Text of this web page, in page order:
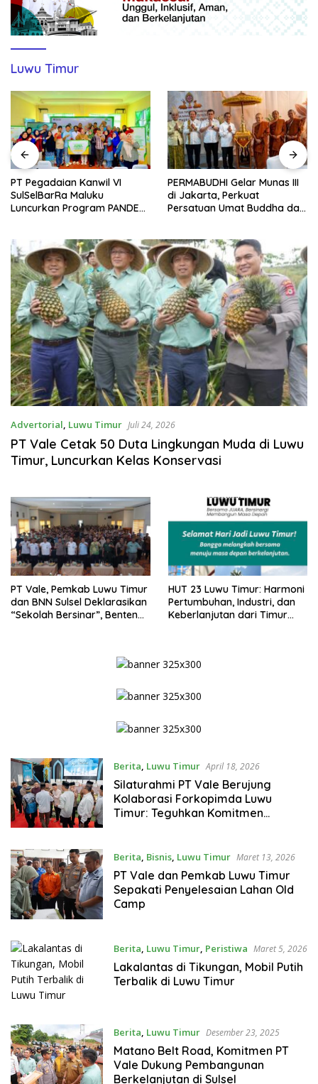
Luwu Timur
PT Pegadaian Kanwil VI
SulSelBarRa Maluku
Luncurkan Program PANDE
PERMABUDHI Gelar Munas III
di Jakarta, Perkuat
Persatuan Umat Buddha dan
Advertorial, Luwu Timur Juli 24, 2026
PT Vale Cetak 50 Duta Lingkungan Muda di Luwu
Timur, Luncurkan Kelas Konservasi
PT Vale, Pemkab Luwu Timur
dan BNN Sulsel Deklarasikan
“Sekolah Bersinar”, Bentengi
HUT 23 Luwu Timur: Harmoni
Pertumbuhan, Industri, dan
Keberlanjutan dari Timur
Berita Luwu Timur April 18, 2026
Silaturahmi PT Vale Berujung
Kolaborasi Forkopimda Luwu
Timur: Teguhkan Komitmen
Berita, Bisnis, Luwu Timur Maret 13, 2026
PT Vale dan Pemkab Luwu Timur
Sepakati Penyelesaian Lahan Old
Camp
Berita Luwu Timur, Peristiwa Maret 5, 2026
Lakalantas di Tikungan, Mobil Putih
Terbalik di Luwu Timur
Berita Luwu Timur Desember 23, 2025
Matano Belt Road, Komitmen PT
Vale Dukung Pembangunan
Berkelanjutan di Sulsel